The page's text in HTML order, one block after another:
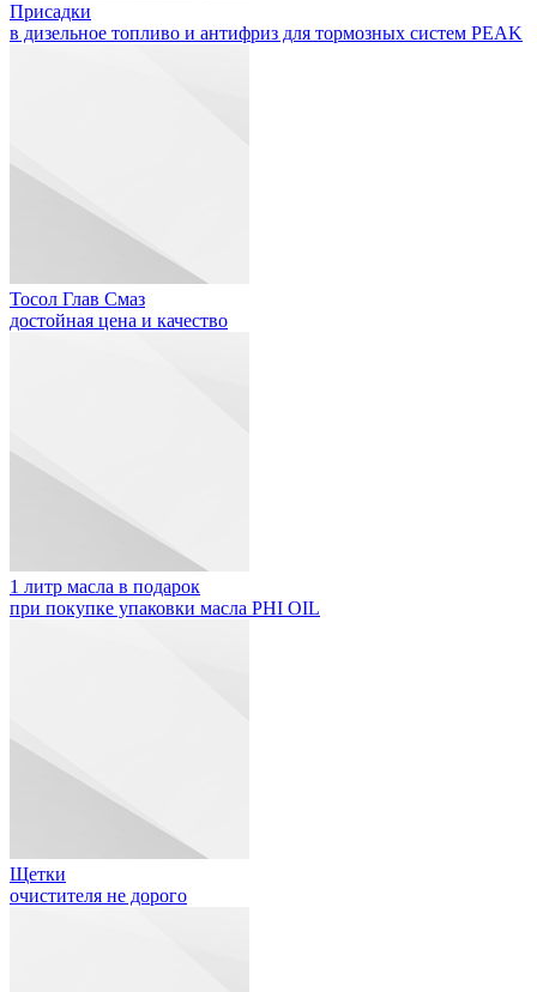
Присадки
в дизельное топливо и антифриз для тормозных систем PEAK
Тосол Глав Смаз
достойная цена и качество
1 литр масла в подарок
при покупке упаковки масла PHI OIL
Щетки
очистителя не дорого